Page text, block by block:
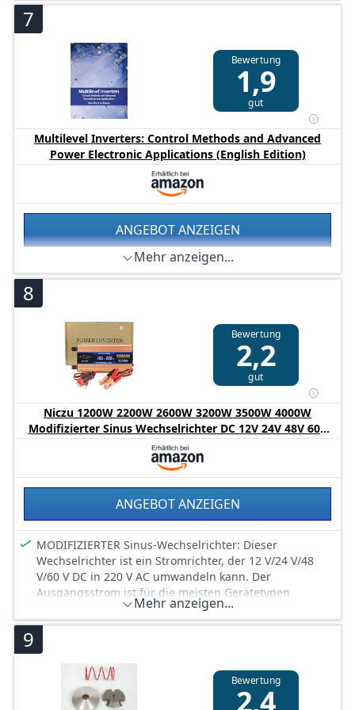
7
Bewertung
1,9
gut
Multilevel Inverters: Control Methods and Advanced
Power Electronic Applications (English Edition)
ANGEBOT ANZEIGEN
Mehr anzeigen...
8
Bewertung
2,2
gut
Niczu 1200W 2200W 2600W 3200W 3500W 4000W
Modifizierter Sinus Wechselrichter DC 12V 24V 48V 60V
bis 220V Auto Spannungswandler,3200W-12V
ANGEBOT ANZEIGEN
MODIFIZIERTER Sinus-Wechselrichter: Dieser
Wechselrichter ist ein Stromrichter, der 12 V/24 V/48
V/60 V DC in 220 V AC umwandeln kann. Der
Ausgangsstrom ist für die meisten Gerätetypen
geeignet. Machen Sie es zu einem Auto-Reiseladegerät
für Autofahrten, Urlaub oder entfernte Arbeitsplätze.
digitalen Anzeigebildschirm und dem integrierten
intelligenten Spannungsüberwachungschip erkennen
Sie immer den Batteriespannungsstatus und zeigen
ihn auf dem digitalen Anzeigebildschirm an.
Mehr anzeigen...
9
Bewertung
2,4